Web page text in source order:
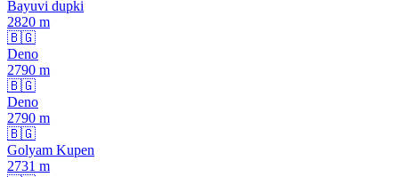
Bayuvi dupki
2820 m
🇧🇬
Deno
2790 m
🇧🇬
Deno
2790 m
🇧🇬
Golyam Kupen
2731 m